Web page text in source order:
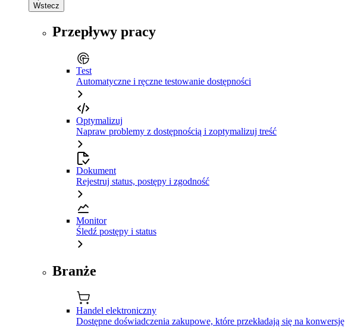
Wstecz
Przepływy pracy
Test
Automatyczne i ręczne testowanie dostępności
Optymalizuj
Napraw problemy z dostępnością i zoptymalizuj treść
Dokument
Rejestruj status, postępy i zgodność
Monitor
Śledź postępy i status
Branże
Handel elektroniczny
Dostępne doświadczenia zakupowe, które przekładają się na konwersję